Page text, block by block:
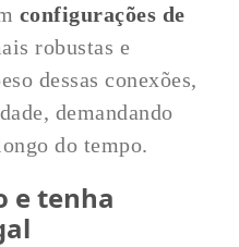
configurações de
robustas e
dessas conexões,
demandando
do tempo.
e tenha